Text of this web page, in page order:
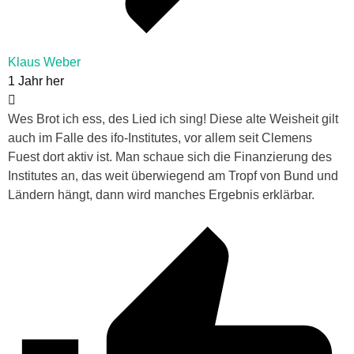
Klaus Weber
1 Jahr her
Wes Brot ich ess, des Lied ich sing! Diese alte Weisheit gilt
auch im Falle des ifo-Institutes, vor allem seit Clemens
Fuest dort aktiv ist. Man schaue sich die Finanzierung des
Institutes an, das weit überwiegend am Tropf von Bund und
Ländern hängt, dann wird manches Ergebnis erklärbar.